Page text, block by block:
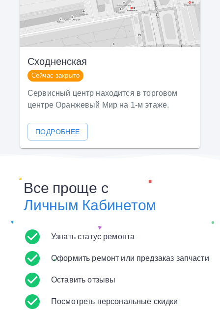
Сходненская
Сейчас закрыто
Сервисный центр находится в торговом
центре Оранжевый Мир на 1-м этаже.
ПОДРОБНЕЕ
Все проще с
Личным Кабинетом
Узнать статус ремонта
Оформить ремонт или предзаказ запчасти
Оставить отзывы
Посмотреть персональные скидки